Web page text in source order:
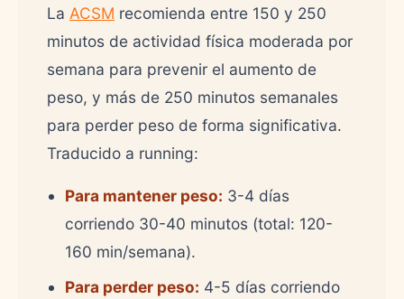
La ACSM recomienda entre 150 y 250
minutos de actividad física moderada por
semana para prevenir el aumento de
peso, y más de 250 minutos semanales
para perder peso de forma significativa.
Traducido a running:
Para mantener peso: 3-4 días
corriendo 30-40 minutos (total: 120-
160 min/semana).
Para perder peso: 4-5 días corriendo